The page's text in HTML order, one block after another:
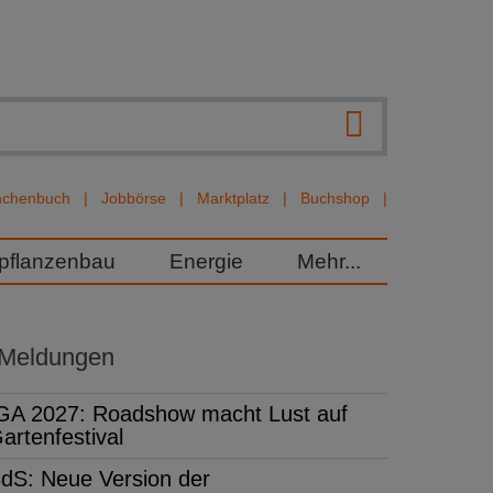
Jobbörse Marktplatz Buchshop
Energie Mehr...
2027: Roadshow macht Lust auf
Neue Version der